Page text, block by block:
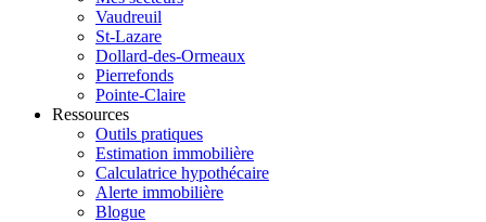
Vaudreuil
St-Lazare
Dollard-des-Ormeaux
Pierrefonds
Pointe-Claire
Ressources
Outils pratiques
Estimation immobilière
Calculatrice hypothécaire
Alerte immobilière
Blogue